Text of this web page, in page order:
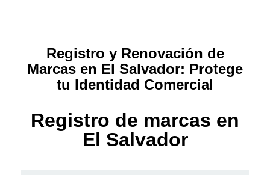
Registro y Renovación de
Marcas en El Salvador: Protege
tu Identidad Comercial
Registro de marcas en
El Salvador